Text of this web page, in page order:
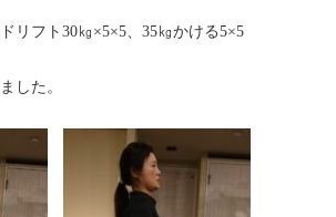
リフト30㎏×5×5、35㎏かける5×5
した。